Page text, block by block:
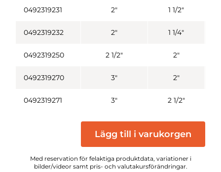
0492319231 2" 1 1/2"
0492319232 2" 1 1/4"
0492319250 2 1/2" 2"
0492319270 3" 2"
0492319271 3" 2 1/2"
Lägg till i varukorgen
Med reservation för felaktiga produktdata, variationer i
bilder/videor samt pris- och valutakursförändringar.